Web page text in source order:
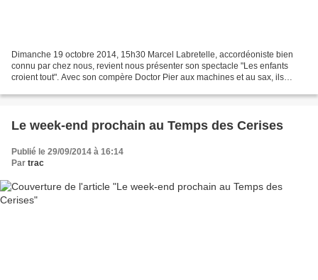
Dimanche 19 octobre 2014, 15h30 Marcel Labretelle, accordéoniste bien
connu par chez nous, revient nous présenter son spectacle "Les enfants
croient tout". Avec son compère Doctor Pier aux machines et au sax, ils
Le week-end prochain au Temps des Cerises
Publié le 29/09/2014 à 16:14
Par trac